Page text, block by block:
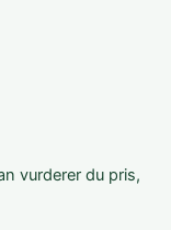
vurderer du pris,